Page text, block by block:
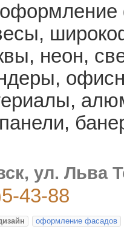
неон,
ул. Льва
43-88
оформление фасадов